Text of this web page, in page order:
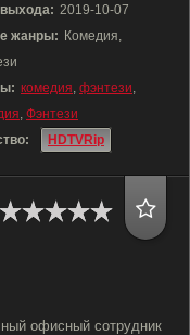
2019-10-07
жанры: Комедия,
комедия, фэнтези,
, Фэнтези
HDTVRip
офисный сотрудник